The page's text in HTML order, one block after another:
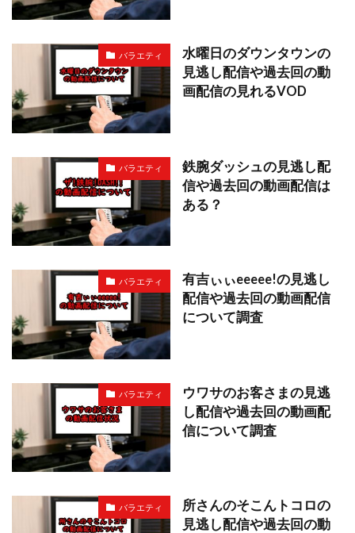
バラエティ
水曜日のダウンタウンの
見逃し配信や過去回の動
画配信の見れるVOD
バラエティ
鉄腕ダッシュの見逃し配
信や過去回の動画配信は
ある？
バラエティ
有吉ぃぃeeeee!の見逃し
配信や過去回の動画配信
について調査
バラエティ
ウワサのお客さまの見逃
し配信や過去回の動画配
信について調査
バラエティ
所さんのそこんトコロの
見逃し配信や過去回の動